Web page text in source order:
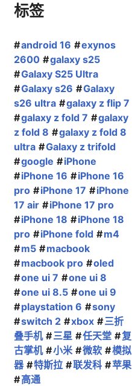
标签
android 16
exynos
2600
galaxy s25
Galaxy S25 Ultra
Galaxy s26
Galaxy
s26 ultra
galaxy z flip 7
galaxy z fold 7
galaxy
z fold 8
galaxy z fold 8
ultra
Galaxy z trifold
google
iPhone
iPhone 16
iPhone 16
pro
iPhone 17
iPhone
17 air
iPhone 17 pro
iPhone 18
iPhone 18
pro
iPhone fold
m4
m5
macbook
macbook pro
oled
one ui 7
one ui 8
one ui 8.5
one ui 9
playstation 6
sony
switch 2
xbox
三折
叠手机
三星 任天堂
复
古掌机
小米 微软
模拟
器
特斯拉 联发科
苹果
高通